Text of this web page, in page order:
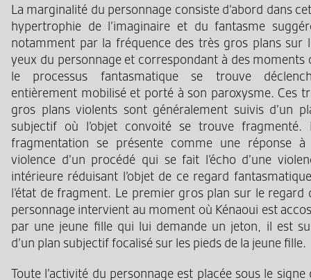
La marginalité du personnage consiste d’abord dans
hypertrophie de l’imaginaire et du fantasme
notamment par la fréquence des très gros plans sur
yeux du personnage et correspondant à des moments
le processus fantasmatique se trouve
entièrement mobilisé et porté à son paroxysme. Ces
gros plans violents sont généralement suivis d’un
subjectif où l’objet convoité se trouve fragmenté.
fragmentation se présente comme une réponse à
violence d’un procédé qui se fait l’écho d’une
intérieure réduisant l’objet de ce regard
l’état de fragment. Le premier gros plan sur le regard
personnage intervient au moment où Kénaoui est
par une jeune fille qui lui demande un jeton, il est
d’un plan subjectif focalisé sur les pieds de la jeune fille.
Toute l’activité du personnage est placée sous le signe